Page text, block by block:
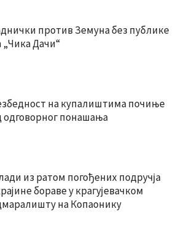
против Земуна без публике
„Чика Дачи“
на купалиштима почиње
одговорног понашања
из ратом погођених подручја
бораве у крагујевачком
на Копаонику